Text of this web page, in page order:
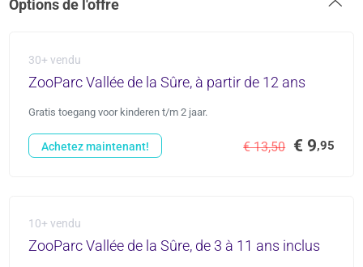
Options de l'offre
30+ vendu
ZooParc Vallée de la Sûre, à partir de 12 ans
Gratis toegang voor kinderen t/m 2 jaar.
€ 13,50 € 9,95
Achetez maintenant!
10+ vendu
ZooParc Vallée de la Sûre, de 3 à 11 ans inclus